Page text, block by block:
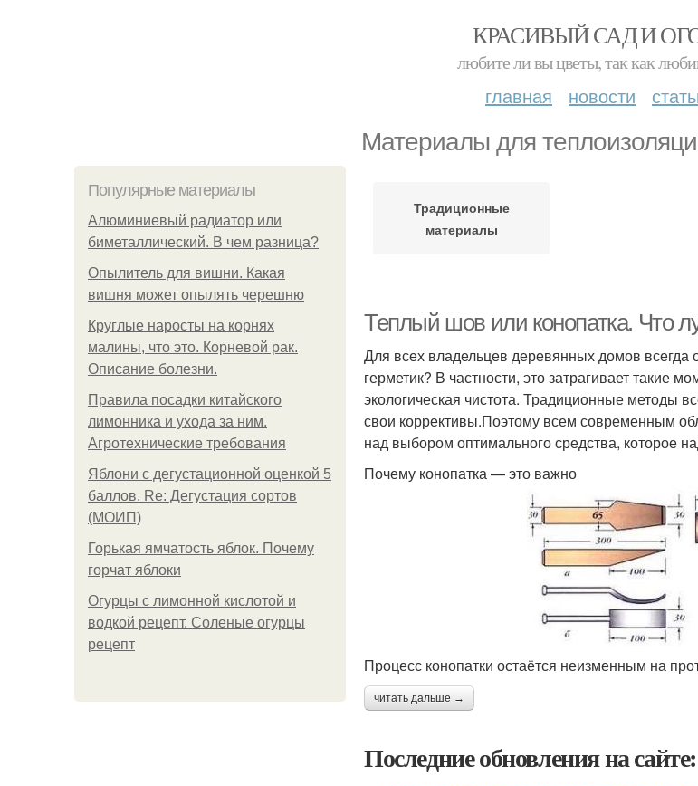
КРАСИВЫЙ САД И
любите ли вы цветы, так как
главная новости
Материалы для
Популярные материалы
Алюминиевый радиатор или
биметаллический. В чем разница?
Опылитель для вишни. Какая
вишня может опылять черешню
Круглые наросты на корнях
малины, что это. Корневой рак.
Описание болезни.
Правила посадки китайского
лимонника и ухода за ним.
Агротехнические требования
Яблони с дегустационной оценкой 5
баллов. Re: Дегустация сортов
(МОИП)
Горькая ямчатость яблок. Почему
горчат яблоки
Огурцы с лимонной кислотой и
водкой рецепт. Соленые огурцы
рецепт
Традиционные
материалы
Теплый шов или конопатка. Что
Для всех владельцев деревянных домов всегда
герметик? В частности, это затрагивает такие
экологическая чистота. Традиционные методы
свои коррективы.Поэтому всем современным
над выбором оптимального средства, которое
Почему конопатка — это важно
Процесс конопатки остаётся неизменным на
читать дальше →
Последние обновления на сайте: